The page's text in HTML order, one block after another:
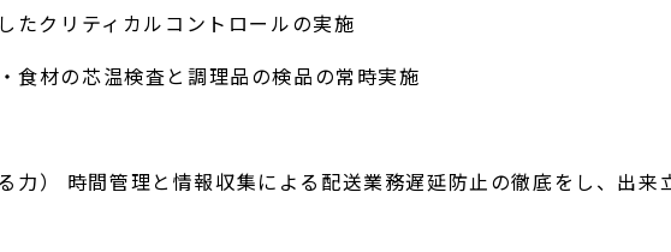
たクリティカルコントロールの実施
食材の芯温検査と調理品の検品の常時実施
） 時間管理と情報収集による配送業務遅延防止の徹底をし、出来